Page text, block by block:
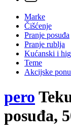
Marke
Čišćenje
Pranje posuđa
Pranje rublja
Kućanski i
Teme
Akcijske
pero
posuđa,